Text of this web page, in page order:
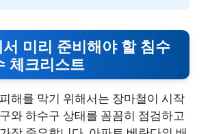
미리 준비해야 할 침수
체크리스트
해를 막기 위해서는 장마철이 시작
와 하수구 상태를 꼼꼼히 점검하고